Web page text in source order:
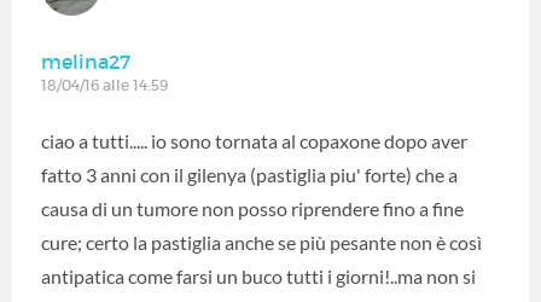
melina27
18/04/16 alle 14:59
ciao a tutti..... io sono tornata al copaxone dopo aver
fatto 3 anni con il gilenya (pastiglia piu' forte) che a
causa di un tumore non posso riprendere fino a fine
cure; certo la pastiglia anche se più pesante non è così
antipatica come farsi un buco tutti i giorni!..ma non si